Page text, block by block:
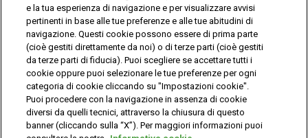
DIPENDENZA PATOLOGICA
© Copyright Sisal Italia S.p.A. - P.I. 02433760135
Privacy Cookies
Mappa
del
sito
e la tua esperienza di navigazione e per visualizzare avvisi
pertinenti in base alle tue preferenze e alle tue abitudini di
navigazione. Questi cookie possono essere di prima parte
(cioè gestiti direttamente da noi) o di terze parti (cioè gestiti
da terze parti di fiducia). Puoi scegliere se accettare tutti i
cookie oppure puoi selezionare le tue preferenze per ogni
categoria di cookie cliccando su "Impostazioni cookie".
Puoi procedere con la navigazione in assenza di cookie
diversi da quelli tecnici, attraverso la chiusura di questo
banner (cliccando sulla “X”). Per maggiori informazioni puoi